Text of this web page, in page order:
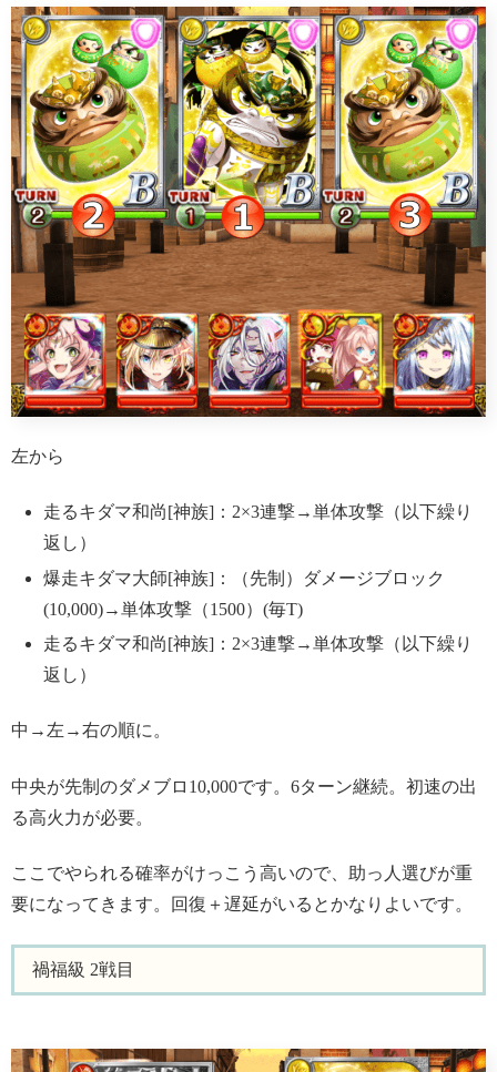
左から
走るキダマ和尚[神族]：2×3連撃→単体攻撃（以下繰り
返し）
爆走キダマ大師[神族]：（先制）ダメージブロック
(10,000)→単体攻撃（1500）(毎T)
走るキダマ和尚[神族]：2×3連撃→単体攻撃（以下繰り
返し）
中→左→右の順に。
中央が先制のダメブロ10,000です。6ターン継続。初速の出
る高火力が必要。
ここでやられる確率がけっこう高いので、助っ人選びが重
要になってきます。回復＋遅延がいるとかなりよいです。
禍福級 2戦目